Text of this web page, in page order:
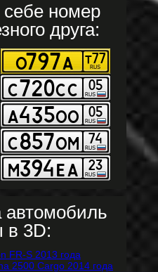
себе номер
друга:
автомобиль
в 3D: